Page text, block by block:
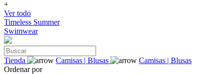
+
Ver todo
Timeless Summer
Swimwear
Tienda Camisas | Blusas
Camisas | Blusas
Ordenar por